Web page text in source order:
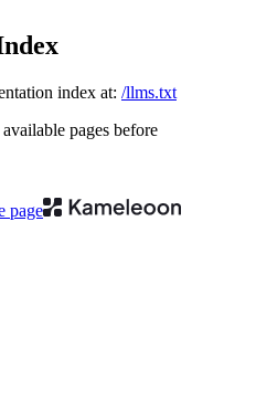
index at: /llms.txt
pages before
page